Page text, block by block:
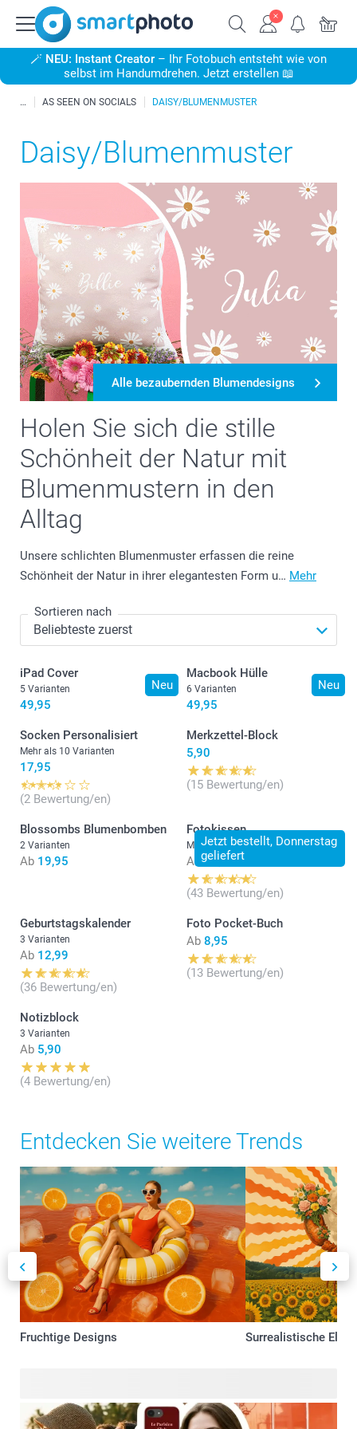
🪄 NEU: Instant Creator – Ihr Fotobuch entsteht wie von
selbst im Handumdrehen. Jetzt erstellen 📖
AS SEEN ON SOCIALS DAISY/BLUMENMUSTER
Daisy/Blumenmuster
Holen Sie sich die stille
Schönheit der Natur mit
Blumenmustern in den
Alltag
Unsere schlichten Blumenmuster erfassen die reine
Schönheit der Natur in ihrer elegantesten Form u… Mehr
Alle bezaubernden Blumendesigns
Sortieren nach
Neu
iPad Cover
5 Varianten
49,95
Neu
Macbook Hülle
6 Varianten
49,95
Socken Personalisiert
Mehr als 10 Varianten
17,95
(2 Bewertung/en)
Merkzettel-Block
5,90
(15 Bewertung/en)
Blossombs Blumenbomben
2 Varianten
Ab 19,95
Jetzt bestellt, Donnerstag
geliefert
Fotokissen
Mehr als 10 Varianten
Ab 22,95
(43 Bewertung/en)
Geburtstagskalender
3 Varianten
Ab 12,99
(36 Bewertung/en)
Foto Pocket-Buch
Ab 8,95
(13 Bewertung/en)
Notizblock
3 Varianten
Ab 5,90
(4 Bewertung/en)
Entdecken Sie weitere Trends
Fruchtige Designs Surrealistische